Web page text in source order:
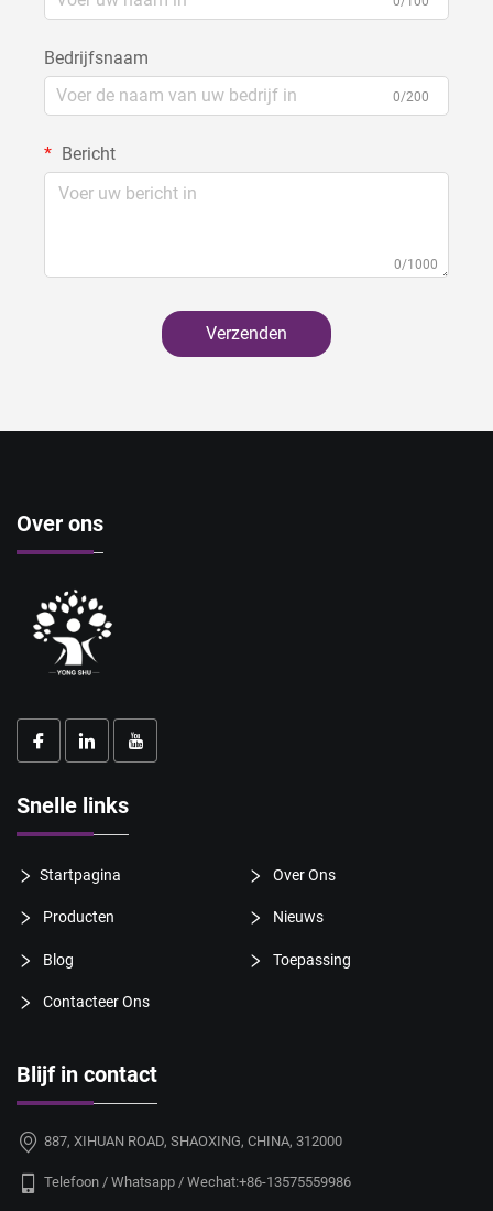
Bedrijfsnaam
0/200
Bericht
0/1000
Verzenden
Over ons
Snelle links
Startpagina Over Ons
Producten Nieuws
Blog Toepassing
Contacteer Ons
Blijf in contact
887, XIHUAN ROAD, SHAOXING, CHINA, 312000
Telefoon / Whatsapp / Wechat:+86-13575559986